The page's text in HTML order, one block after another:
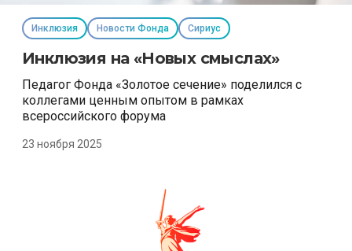
Инклюзия Новости Фонда Сириус
Инклюзия на «Новых смыслах»
Педагог Фонда «Золотое сечение» поделился с
коллегами ценным опытом в рамках
всероссийского форума
23 ноября 2025